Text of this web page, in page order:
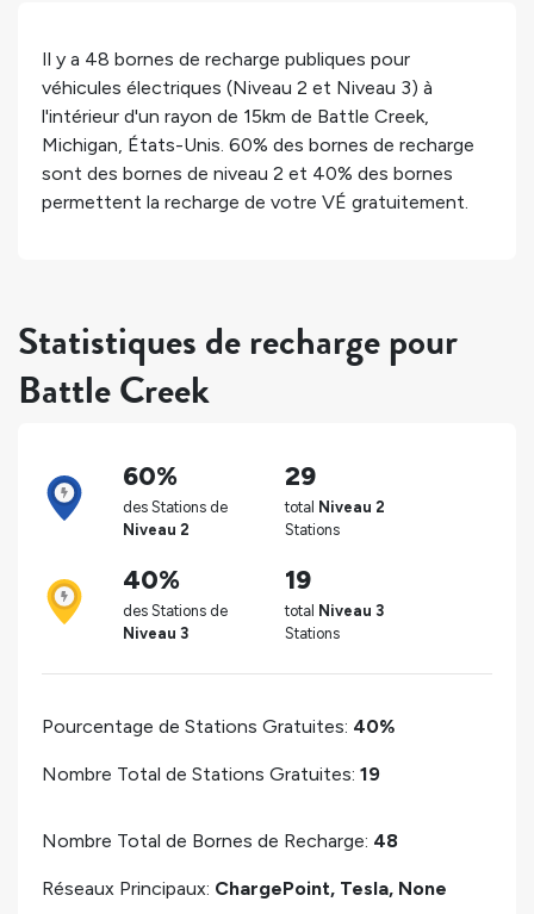
Il y a 48 bornes de recharge publiques pour
véhicules électriques (Niveau 2 et Niveau 3) à
l'intérieur d'un rayon de 15km de Battle Creek,
Michigan, États-Unis. 60% des bornes de recharge
sont des bornes de niveau 2 et 40% des bornes
permettent la recharge de votre VÉ gratuitement.
Statistiques de recharge pour
Battle Creek
60%
des Stations de
Niveau 2
29
total Niveau 2
Stations
40%
des Stations de
Niveau 3
19
total Niveau 3
Stations
Pourcentage de Stations Gratuites: 40%
Nombre Total de Stations Gratuites: 19
Nombre Total de Bornes de Recharge: 48
Réseaux Principaux: ChargePoint, Tesla, None